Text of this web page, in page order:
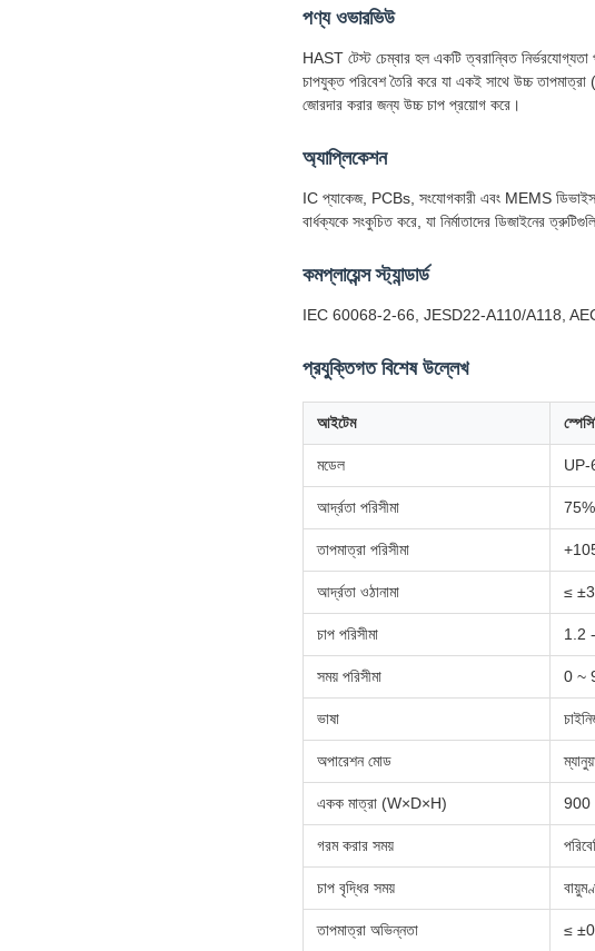
পণ্য ওভারভিউ
HAST টেস্ট চেম্বার হল একটি ত্বরান্বিত নির্ভরযোগ্যতা
চাপযুক্ত পরিবেশ তৈরি করে যা একই সাথে উচ্চ
জোরদার করার জন্য উচ্চ চাপ প্রয়োগ করে।
অ্যাপ্লিকেশন
IC প্যাকেজ, PCBs, সংযোগকারী এবং MEMS
বার্ধক্যকে সংকুচিত করে, যা নির্মাতাদের ডিজাইনের
কমপ্লায়েন্স স্ট্যান্ডার্ড
IEC 60068-2-66, JESD22-A110/A118,
প্রযুক্তিগত বিশেষ উল্লেখ
আইটেম
মডেল UP-
আর্দ্রতা পরিসীমা
তাপমাত্রা পরিসীমা
আর্দ্রতা ওঠানামা ≤
চাপ পরিসীমা 1.2
সময় পরিসীমা 0 ~
ভাষা
অপারেশন মোড
একক মাত্রা (W×D×H) 900
গরম করার সময়
চাপ বৃদ্ধির সময়
তাপমাত্রা অভিন্নতা ≤